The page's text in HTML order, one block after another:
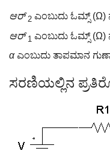
ಆರ್2 ಎಂಬುದು ಓಮ್ಸ್ (Ω)
ಆರ್1 ಎಂಬುದು ಓಮ್ಸ್ (Ω)
αಎಂಬುದು ತಾಪಮಾನ
ಸರಣಿಯಲ್ಲಿನ